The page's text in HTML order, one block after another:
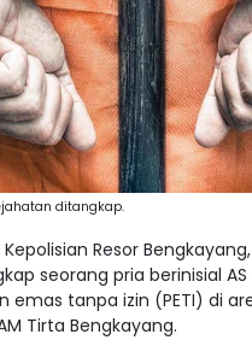
ditangkap.
Kepolisian Resor
seorang pria berinisial
emas tanpa izin (PETI) di
Tirta Bengkayang.